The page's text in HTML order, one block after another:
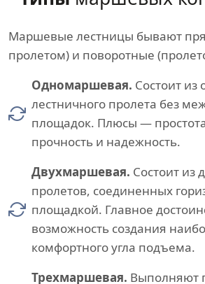
Маршевые лестницы бывают
пролетом) и поворотные
Одномаршевая. Состоит из
лестничного пролета без
площадок. Плюсы —
прочность и надежность.
Двухмаршевая. Состоит из
пролетов, соединенных
площадкой. Главное
возможность создания
комфортного угла подъема.
Трехмаршевая. Выполняют